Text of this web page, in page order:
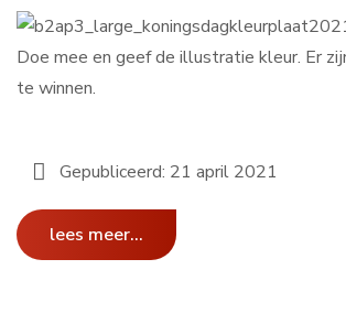
Doe mee en geef de illustratie kleur. Er
te winnen.
Gepubliceerd: 21 april 2021
lees meer...